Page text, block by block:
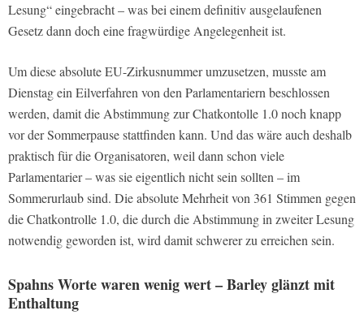
Lesung“ eingebracht – was bei einem definitiv ausgelaufenen
Gesetz dann doch eine fragwürdige Angelegenheit ist.
Um diese absolute EU-Zirkusnummer umzusetzen, musste am
Dienstag ein Eilverfahren von den Parlamentariern beschlossen
werden, damit die Abstimmung zur Chatkontolle 1.0 noch knapp
vor der Sommerpause stattfinden kann. Und das wäre auch deshalb
praktisch für die Organisatoren, weil dann schon viele
Parlamentarier – was sie eigentlich nicht sein sollten – im
Sommerurlaub sind. Die absolute Mehrheit von 361 Stimmen gegen
die Chatkontrolle 1.0, die durch die Abstimmung in zweiter Lesung
notwendig geworden ist, wird damit schwerer zu erreichen sein.
Spahns Worte waren wenig wert – Barley glänzt mit
Enthaltung